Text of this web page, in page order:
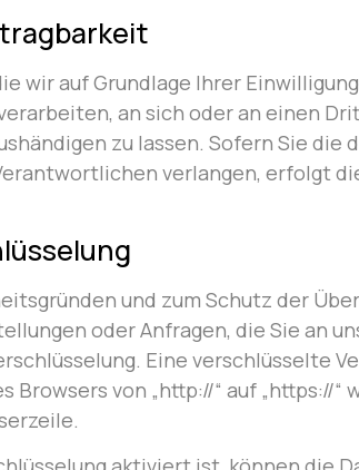
wir auf Grundlage Ihrer
an sich oder an einen
zu lassen. Sofern Sie die
verlangen, erfolgt
und zum Schutz der
oder Anfragen, die Sie an
Eine verschlüsselte
Browsers von „http://“ auf „https://“